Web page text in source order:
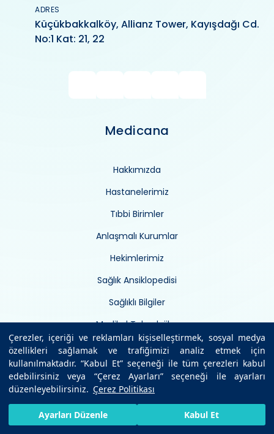
Çerezler, içeriği ve reklamları kişiselleştirmek, sosyal medya
özellikleri sağlamak ve trafiğimizi analiz etmek için
kullanılmaktadır. “Kabul Et” seçeneği ile tüm çerezleri kabul
edebilirsiniz veya “Çerez Ayarları” seçeneği ile ayarları
düzenleyebilirsiniz. Çerez Politikası
Ayarları Düzenle Kabul Et
ADRES
Küçükbakkalköy, Allianz Tower, Kayışdağı Cd.
No:1 Kat: 21, 22
Medicana
Hakkımızda
Hastanelerimiz
Tıbbi Birimler
Anlaşmalı Kurumlar
Hekimlerimiz
Sağlık Ansiklopedisi
Sağlıklı Bilgiler
Medikal Teknolojiler
Uzman Görüşü
Kurumsal Haberler
İletişim
HIZLI RANDEVU AL BIZE ULAŞIN